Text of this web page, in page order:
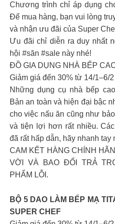
Chương trình chỉ áp dụng
Để mua hàng, bạn vui lòng
và nhận ưu đãi của Super
Ưu đãi chỉ diễn ra duy nhất
hội #săn #sale này nhé!
ĐỒ GIA DỤNG NHÀ BẾP
Giảm giá đến 30% từ 14/1–6/2
Những dụng cụ nhà bếp
Bản an toàn và hiện đại bậc
cho việc nấu ăn cũng như
và tiện lợi hơn rất nhiều.
đã rất hấp dẫn, hãy nhanh tay
CAM KẾT HÀNG CHÍNH
VỜI VÀ BAO ĐỔI TRẢ
PHẨM LỖI.
BỘ 5 DAO LÀM BẾP MẠ
SUPER CHEF